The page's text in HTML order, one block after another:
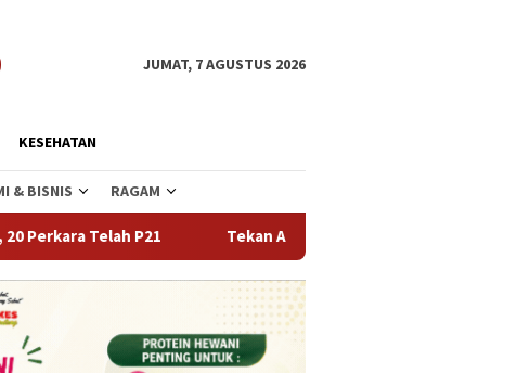
JUMAT, 7 AGUSTUS 2026
KESEHATAN
& BISNIS RAGAM
P21 Tekan Angka Perceraian dan Pernikahan Dini,